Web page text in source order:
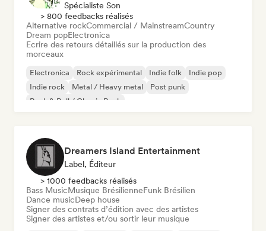
Spécialiste Son
> 800 feedbacks réalisés
Alternative rockCommercial / MainstreamCountry
Dream popElectronica
Ecrire des retours détaillés sur la production des
morceaux
Electronica Rock expérimental Indie folk
Indie pop
Indie rock
Metal / Heavy metal
Post punk
Rock & Roll / Classic Rock
Dreamers Island Entertainment
Label, Éditeur
> 1000 feedbacks réalisés
Bass MusicMusique BrésilienneFunk Brésilien
Dance musicDeep house
Signer des contrats d’édition avec des artistes
Signer des artistes et/ou sortir leur musique